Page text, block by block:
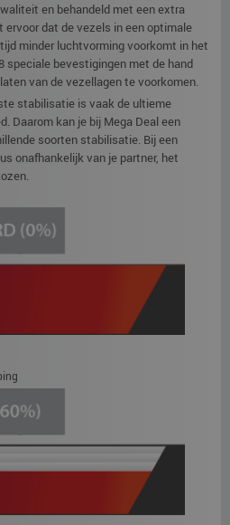
en behandeld met een extra
dat de vezels in een optimale
minder luchtvorming voorkomt in het
speciale bevestigingen met de hand
van de vezellagen te voorkomen.
stabilisatie is vaak de ultieme
Daarom kan je bij Mega Deal een
soorten stabilisatie. Bij een
onafhankelijk van je partner, het